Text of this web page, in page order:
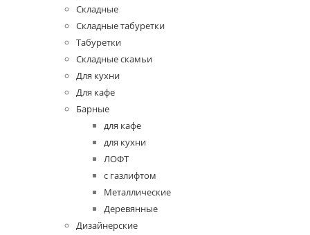
Складные
Складные табуретки
Табуретки
Складные скамьи
Для кухни
Для кафе
Барные
для кафе
для кухни
ЛОФТ
с газлифтом
Металлические
Деревянные
Дизайнерские